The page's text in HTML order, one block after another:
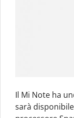
Il Mi Note ha
sarà